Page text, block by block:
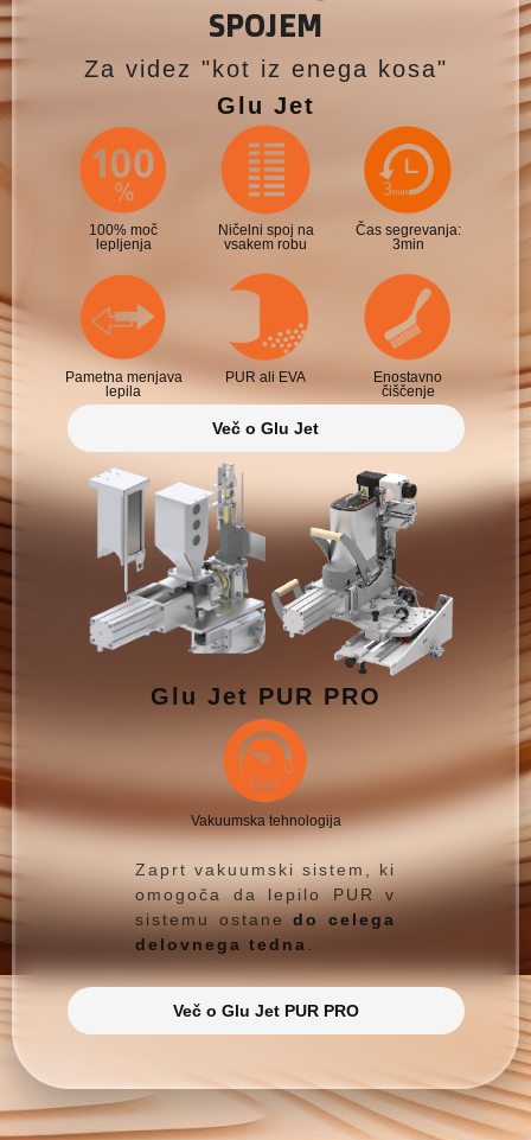
SPOJEM
Za videz "kot iz enega kosa"
Glu Jet
100% moč
lepljenja
Ničelni spoj na
vsakem robu
Čas segrevanja:
3min
Pametna menjava
lepila
PUR ali EVA
Enostavno
čiščenje
Več o Glu Jet
Glu Jet PUR PRO
Vakuumska tehnologija
Zaprt vakuumski sistem, ki
omogoča da lepilo PUR v
sistemu ostanedo celega
delovnega tedna
Več o Glu Jet PUR PRO